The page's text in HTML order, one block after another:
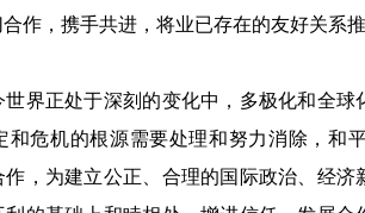
作，携手共进，将业已存在的友好关系
正处于深刻的变化中，多极化和全球
和危机的根源需要处理和努力消除，和
，为建立公正、合理的国际政治、经